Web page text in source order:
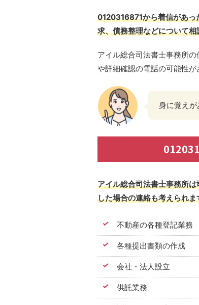
0120316871から着信があっ
求、債務整理などについて
アイル総合司法書士事務所の
や詳細確認の電話の可能性が
身に覚えが
アイル総合司法書士事務所
した場合の連絡も考えられま
不動産の各種登記業務
各種提出書類の作成
会社・法人設立
供託業務